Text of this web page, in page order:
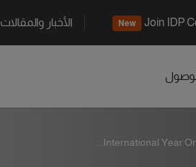
Join IDP
New الأخبار والمقالات
International Year